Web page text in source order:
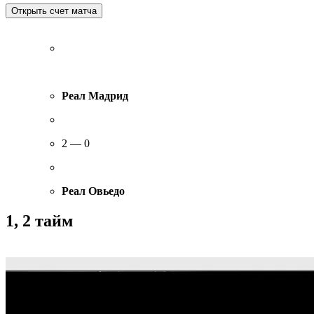
Реал Мадрид
2 — 0
Реал Овьедо
1, 2 тайм